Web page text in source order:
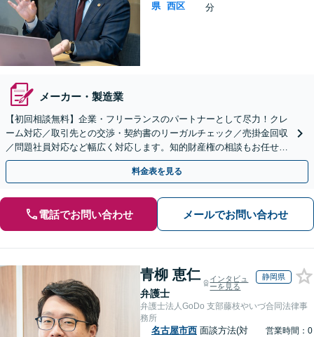
県
西区
分
メーカー・製造業
【初回相談無料】企業・フリーランスのパートナーとして尽力！クレ
ーム対応／取引先との交渉・契約書のリーガルチェック／売掛金回収
／問題社員対応など幅広く対応します。知的財産権の相談もお任せ！
【顧問契約も受付中】【完全個室】【浄心駅2分】
料金表を見る
電話でお問い合わせ メールでお問い合わせ
青柳 恵仁
弁護士
インタビュ
ーを見る
静岡県
弁護士法人GoDo 支部藤枝やいづ合同法律事
務所
名古屋市西 面談方法(対
営業時間：0